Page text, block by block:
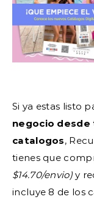
Si ya estas listo
negocio desde
catalogos,
tienes que
$14.70/envio)y
incluye 8 de los